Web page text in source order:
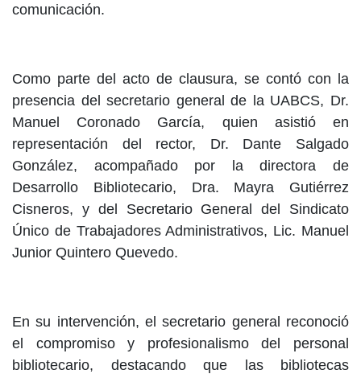
comunicación.
Como parte del acto de clausura, se contó con la
presencia del secretario general de la UABCS, Dr.
Manuel Coronado García, quien asistió en
representación del rector, Dr. Dante Salgado
González, acompañado por la directora de
Desarrollo Bibliotecario, Dra. Mayra Gutiérrez
Cisneros, y del Secretario General del Sindicato
Único de Trabajadores Administrativos, Lic. Manuel
Junior Quintero Quevedo.
En su intervención, el secretario general reconoció
el compromiso y profesionalismo del personal
bibliotecario, destacando que las bibliotecas